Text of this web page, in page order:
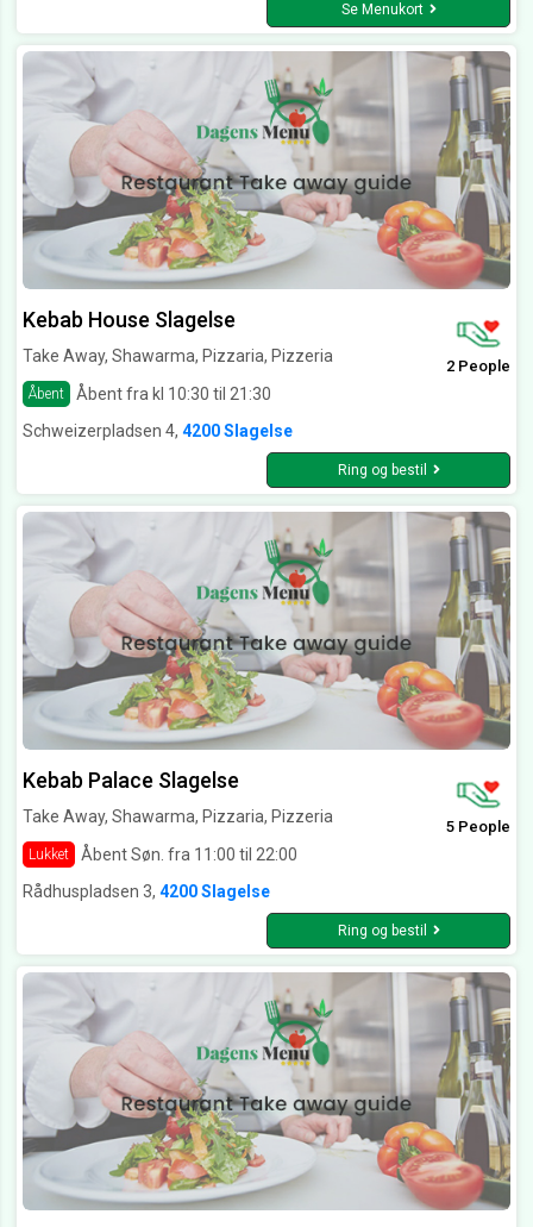
Se Menukort
Kebab House Slagelse
Take Away, Shawarma, Pizzaria, Pizzeria
Åbent Åbent fra kl 10:30 til 21:30
2 People
Schweizerpladsen 4, 4200 Slagelse
Ring og bestil
Kebab Palace Slagelse
Take Away, Shawarma, Pizzaria, Pizzeria
Lukket Åbent Søn. fra 11:00 til 22:00
5 People
Rådhuspladsen 3, 4200 Slagelse
Ring og bestil